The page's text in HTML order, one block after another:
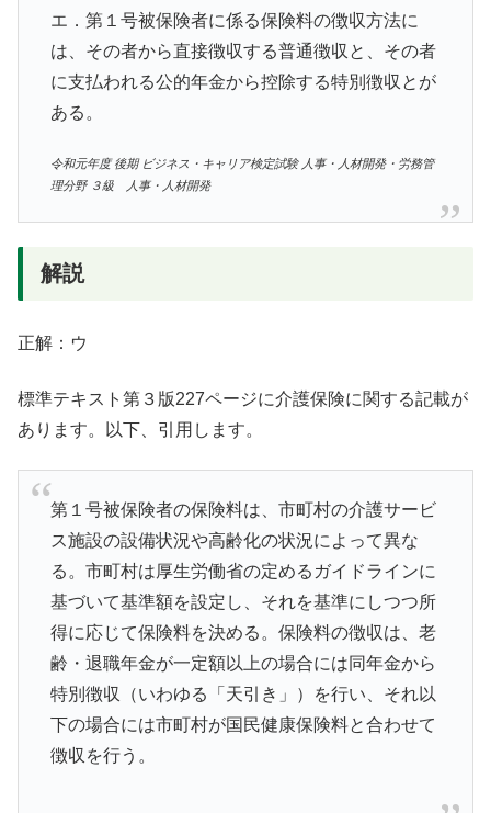
エ．第１号被保険者に係る保険料の徴収方法に
は、その者から直接徴収する普通徴収と、その者
に支払われる公的年金から控除する特別徴収とが
ある。
令和元年度 後期 ビジネス・キャリア検定試験 人事・人材開発・労務管
理分野 ３級 人事・人材開発
解説
正解：ウ
標準テキスト第３版227ページに介護保険に関する記載が
あります。以下、引用します。
第１号被保険者の保険料は、市町村の介護サービ
ス施設の設備状況や高齢化の状況によって異な
る。市町村は厚生労働省の定めるガイドラインに
基づいて基準額を設定し、それを基準にしつつ所
得に応じて保険料を決める。保険料の徴収は、老
齢・退職年金が一定額以上の場合には同年金から
特別徴収（いわゆる「天引き」）を行い、それ以
下の場合には市町村が国民健康保険料と合わせて
徴収を行う。